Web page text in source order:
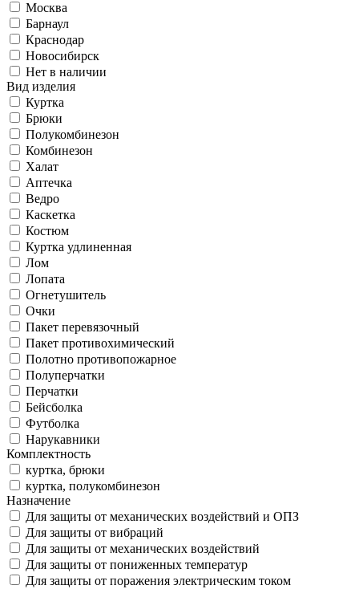
Москва
Барнаул
Краснодар
Новосибирск
Нет в наличии
Вид изделия
Куртка
Брюки
Полукомбинезон
Комбинезон
Халат
Аптечка
Ведро
Каскетка
Костюм
Куртка удлиненная
Лом
Лопата
Огнетушитель
Очки
Пакет перевязочный
Пакет противохимический
Полотно противопожарное
Полуперчатки
Перчатки
Бейсболка
Футболка
Нарукавники
Комплектность
куртка, брюки
куртка, полукомбинезон
Назначение
Для защиты от механических воздействий и ОПЗ
Для защиты от вибраций
Для защиты от механических воздействий
Для защиты от пониженных температур
Для защиты от поражения электрическим током